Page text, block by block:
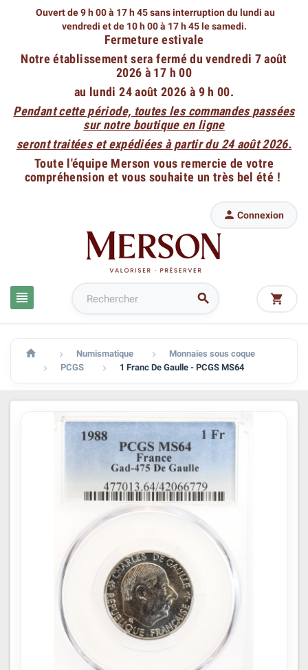
Ouvert de 9 h 00 à 17 h 45 sans interruption du lundi au
vendredi et de 10 h 00 à 17 h 45 le samedi.
Fermeture estivale
Notre établissement sera fermé du vendredi 7 août
2026 à 17 h 00
au lundi 24 août 2026 à 9 h 00.
Pendant cette période, toutes les commandes passées
sur notre boutique en ligne
seront traitées et expédiées à partir du 24 août 2026.
Toute l'équipe Merson vous remercie de votre
compréhension et vous souhaite un très bel été !
 
 Connexion

  Numismatique  Monnaies sous coque
 PCGS  1 Franc De Gaulle - PCGS MS64